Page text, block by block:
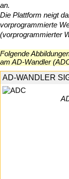
an.
Die Plattform neigt
vorprogrammierte
(vorprogrammierter
Folgende
am AD-Wandler
AD-WANDLER